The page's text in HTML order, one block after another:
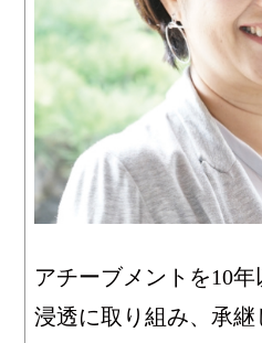
アチーブメントを10
浸透に取り組み、承